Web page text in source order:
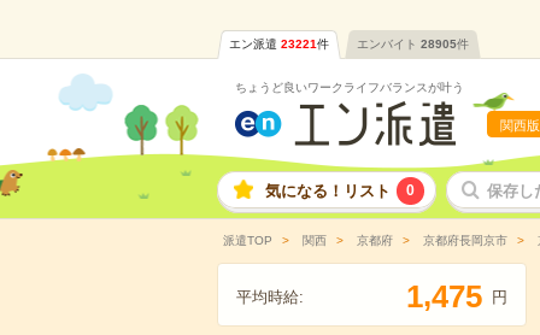
エン派遣 23221件 エンバイト 28905件
ちょうど良いワークライフバランスが叶う
関西版
気になる！リスト 0 保存し
派遣TOP 関西 京都府 京都府長岡京市
平均時給: 1,475 円